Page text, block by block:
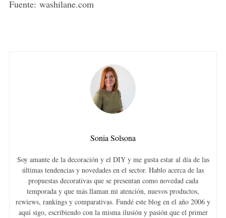
Fuente: washilane.com
Sonia Solsona
Soy amante de la decoración y el DIY y me gusta estar al día de las
últimas tendencias y novedades en el sector. Hablo acerca de las
propuestas decorativas que se presentan como novedad cada
temporada y que más llaman mi atención, nuevos productos,
rewiews, rankings y comparativas. Fundé este blog en el año 2006 y
aquí sigo, escribiendo con la misma ilusión y pasión que el primer